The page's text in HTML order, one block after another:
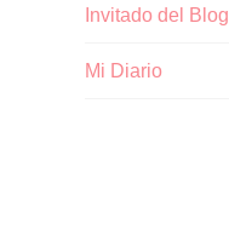
Invitado del Blog
Mi Diario